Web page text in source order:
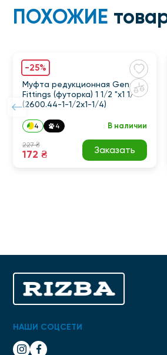
ПОХОЖИЕ
-25%
Муфта редукционная General
Fittings (футорка) 1 1/2 "x1 1/4"
(2600.44-1-1/2x1-1/4)
4 4 В наличии
227 ₴
172 ₴ Заказать
НАШИ СОЦСЕТИ